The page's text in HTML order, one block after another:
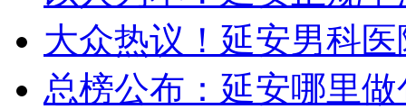
大众热议！延安男科医
总榜公布：延安哪里